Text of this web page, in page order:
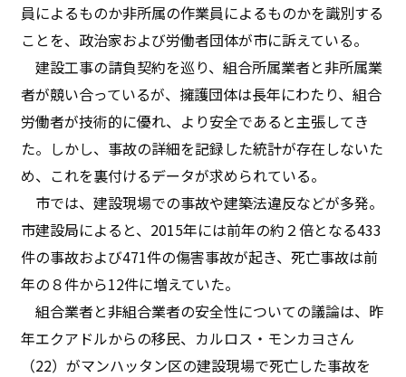
員によるものか非所属の作業員によるものかを識別する
ことを、政治家および労働者団体が市に訴えている。
建設工事の請負契約を巡り、組合所属業者と非所属業
者が競い合っているが、擁護団体は長年にわたり、組合
労働者が技術的に優れ、より安全であると主張してき
た。しかし、事故の詳細を記録した統計が存在しないた
め、これを裏付けるデータが求められている。
市では、建設現場での事故や建築法違反などが多発。
市建設局によると、2015年には前年の約２倍となる433
件の事故および471件の傷害事故が起き、死亡事故は前
年の８件から12件に増えていた。
組合業者と非組合業者の安全性についての議論は、昨
年エクアドルからの移民、カルロス・モンカヨさん
（22）がマンハッタン区の建設現場で死亡した事故を